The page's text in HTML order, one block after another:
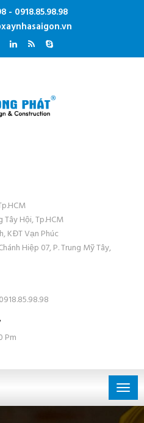
- 0918.85.98.98
Hội, Tp.HCM
KĐT Vạn Phúc
Hiệp 07, P. Trung Mỹ Tây,
Pm